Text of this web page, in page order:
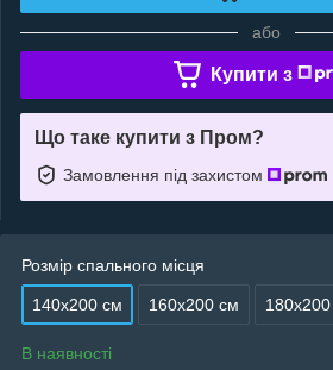
або
Купити з
Що таке купити з Пром?
Замовлення під захистом
Розмір спального місця
140х200 см 160х200 см
В наявності